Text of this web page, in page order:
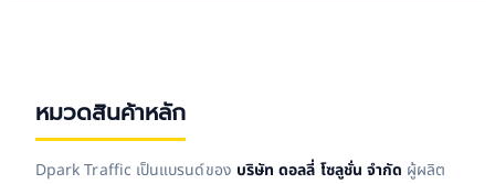
หมวดสินค้าหลัก
Dpark Traffic เป็นแบรนด์ของ บริษัท ดอลลี่ โซลูชั่น จำกัด ผู้ผลิต